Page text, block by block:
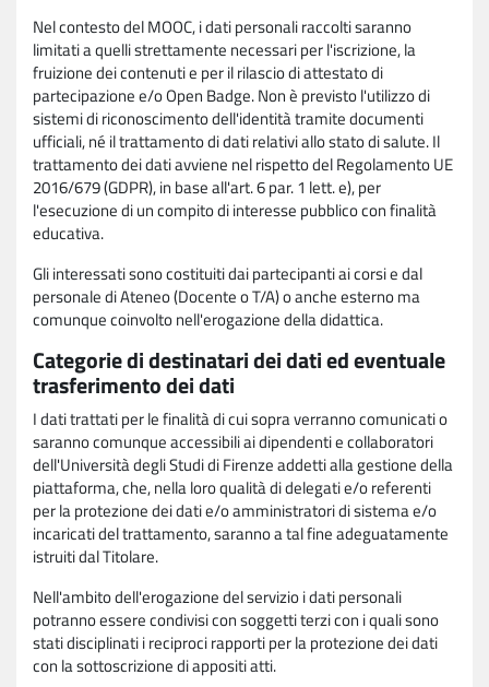
Nel contesto del MOOC, i dati personali raccolti saranno
limitati a quelli strettamente necessari per l'iscrizione, la
fruizione dei contenuti e per il rilascio di attestato di
partecipazione e/o Open Badge. Non è previsto l'utilizzo di
sistemi di riconoscimento dell'identità tramite documenti
ufficiali, né il trattamento di dati relativi allo stato di salute. Il
trattamento dei dati avviene nel rispetto del Regolamento UE
2016/679 (GDPR), in base all'art. 6 par. 1 lett. e), per
l'esecuzione di un compito di interesse pubblico con finalità
educativa.
Gli interessati sono costituiti dai partecipanti ai corsi e dal
personale di Ateneo (Docente o T/A) o anche esterno ma
comunque coinvolto nell'erogazione della didattica.
Categorie di destinatari dei dati ed eventuale
trasferimento dei dati
I dati trattati per le finalità di cui sopra verranno comunicati o
saranno comunque accessibili ai dipendenti e collaboratori
dell'Università degli Studi di Firenze addetti alla gestione della
piattaforma, che, nella loro qualità di delegati e/o referenti
per la protezione dei dati e/o amministratori di sistema e/o
incaricati del trattamento, saranno a tal fine adeguatamente
istruiti dal Titolare.
Nell'ambito dell'erogazione del servizio i dati personali
potranno essere condivisi con soggetti terzi con i quali sono
stati disciplinati i reciproci rapporti per la protezione dei dati
con la sottoscrizione di appositi atti.